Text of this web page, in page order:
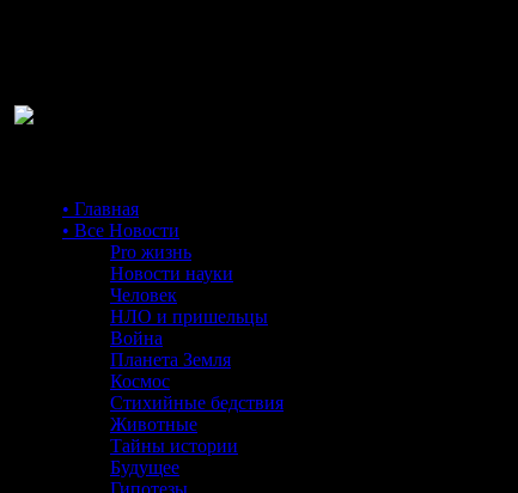
• Главная
• Все Новости
Pro жизнь
Новости науки
Человек
НЛО и пришельцы
Война
Планета Земля
Космос
Стихийные бедствия
Животные
Тайны истории
Будущее
Гипотезы